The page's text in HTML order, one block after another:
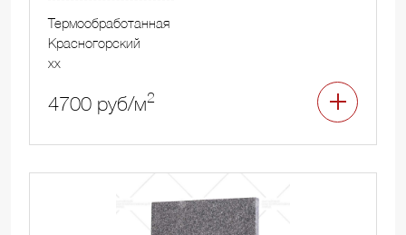
Термообработанная
Красногорский
xx
4700 руб/м2